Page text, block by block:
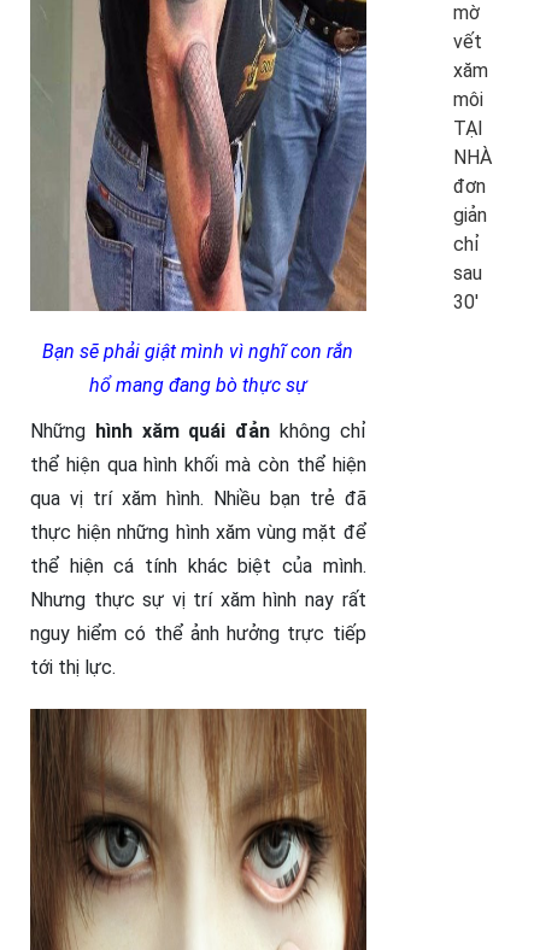
Bạn sẽ phải giật mình vì nghĩ con rắn
hổ mang đang bò thực sự
Những hình xăm quái đản không chỉ
thể hiện qua hình khối mà còn thể hiện
qua vị trí xăm hình. Nhiều bạn trẻ đã
thực hiện những hình xăm vùng mặt để
thể hiện cá tính khác biệt của mình.
Nhưng thực sự vị trí xăm hình nay rất
nguy hiểm có thể ảnh hưởng trực tiếp
tới thị lực.
mờ
vết
xăm
môi
TẠI
NHÀ
đơn
giản
chỉ
sau
30′